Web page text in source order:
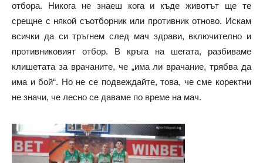
отбора. Никога не знаеш кога и къде животът ще те
срещне с някой съотборник или противник отново. Искам
всички да си тръгнем след мач здрави, включително и
противниковият отбор. В кръга на шегата, разбиваме
клишетата за врачаните, че „има ли врачание, трябва да
има и бой“. Но не се подвеждайте, това, че сме коректни
не значи, че лесно се даваме по време на мач.